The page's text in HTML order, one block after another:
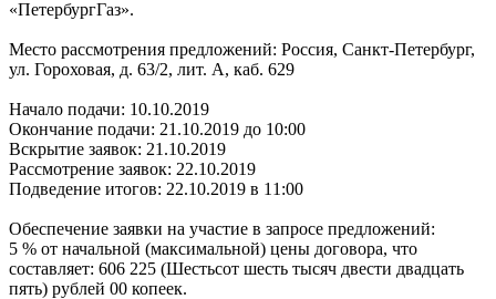
Место рассмотрения предложений: Россия, Санкт-Петербург,
ул. Гороховая, д. 63/2, лит. А, каб. 629
Начало подачи: 10.10.2019
Окончание подачи: 21.10.2019 до 10:00
Вскрытие заявок: 21.10.2019
Рассмотрение заявок: 22.10.2019
Подведение итогов: 22.10.2019 в 11:00
Обеспечение заявки на участие в запросе предложений:
5 % от начальной (максимальной) цены договора, что
составляет: 606 225 (Шестьсот шесть тысяч двести двадцать
пять) рублей 00 копеек.